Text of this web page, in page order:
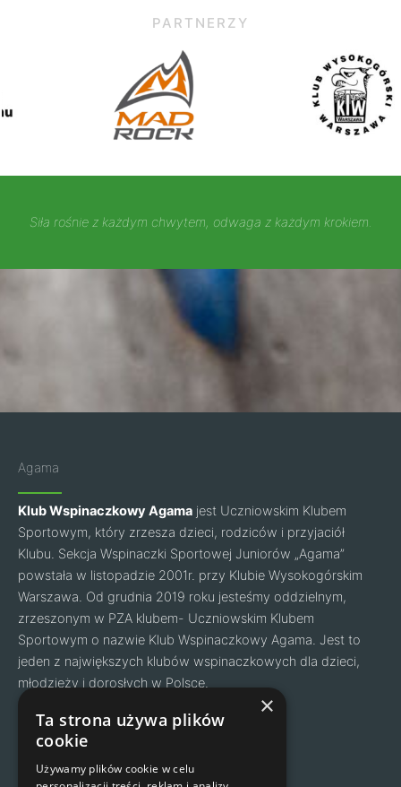
PARTNERZY
Siła rośnie z każdym chwytem, odwaga z każdym krokiem.
Agama
Klub Wspinaczkowy Agama jest Uczniowskim Klubem
Sportowym, który zrzesza dzieci, rodziców i przyjaciół
Klubu. Sekcja Wspinaczki Sportowej Juniorów „Agama”
powstała w listopadzie 2001r. przy Klubie Wysokogórskim
Warszawa. Od grudnia 2019 roku jesteśmy oddzielnym,
zrzeszonym w PZA klubem- Uczniowskim Klubem
Sportowym o nazwie Klub Wspinaczkowy Agama. Jest to
jeden z największych klubów wspinaczkowych dla dzieci,
młodzieży i dorosłych w Polsce.
Facebook
Instagram ×
Ta strona używa plików
cookie
Używamy plików cookie w celu